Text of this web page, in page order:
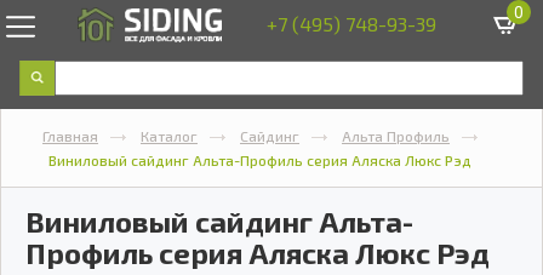
+7 (495) 748-93-39 0
Главная Каталог Сайдинг
Альта Профиль
Виниловый сайдинг Альта-Профиль серия Аляска Люкс Рэд
Виниловый сайдинг Альта-
Профиль серия Аляска Люкс Рэд